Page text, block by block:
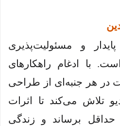
و مسئولیت‌پذیری
با ادغام راهکارهای
در هر جنبه‌ای از طراحی
تلاش می‌کند تا اثرات
برساند و زندگی